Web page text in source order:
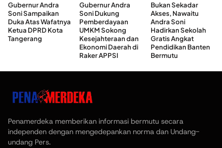
Gubernur Andra
Soni Sampaikan
Duka Atas Wafatnya
Ketua DPRD Kota
Tangerang
Gubernur Andra
Soni Dukung
Pemberdayaan
UMKM Sokong
Kesejahteraan dan
Ekonomi Daerah di
Raker APPSI
Bukan Sekadar
Akses, Nawaitu
Andra Soni
Hadirkan Sekolah
Gratis Angkat
Pendidikan Banten
Bermutu
Penamerdeka memberikan informasi bermutu secara
independen dengan mengedepankan norma dan Undang-
undang Pers.